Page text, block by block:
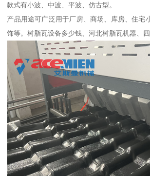
款式有小波、中波、平波、仿古型。
产品用途可广泛用于厂房、商场、库房、住宅
饰等。树脂瓦设备多少钱、河北树脂瓦机器、